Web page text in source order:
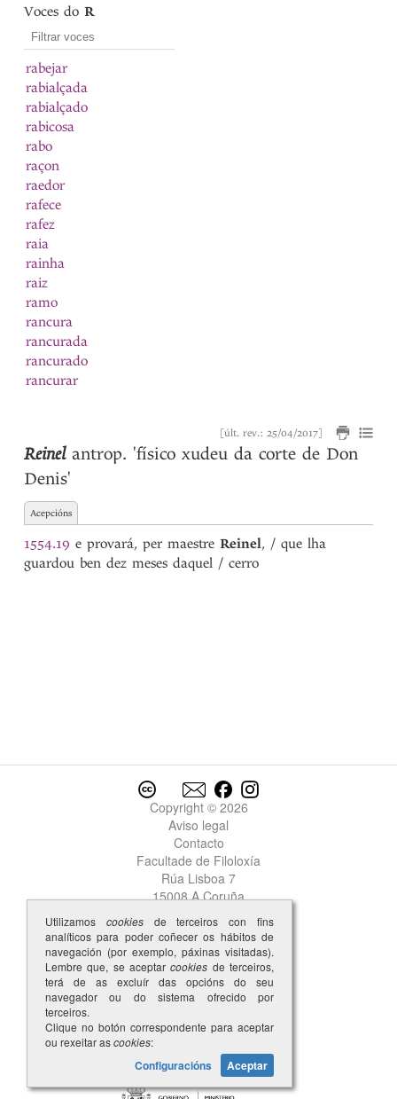
Voces doR
rabejar
rabialçada
rabialçado
rabicosa
rabo
raçon
raedor
rafece
rafez
raia
rainha
raiz
ramo
rancura
rancurada
rancurado
rancurar
1
rascar2
raviosa
ravioso
razoada
razõada
razoado
razõado
receber
rẽes
refeçar
refece
referir
referta
reger
reguardo
reinado
[últ. rev.: 25/04/2017]
Reinel antrop. 'físico xudeu da corte de Don
Denis'
Acepcións
1554.19 e provará, per maestreReinel, / que lha
guardou ben dez meses daquel / cerro
Copyright © 2026
Aviso legal
Contacto
Facultade de Filoloxía
Rúa Lisboa 7
15008 A Coruña
Utilizamos cookiesde terceiros con fins
analíticos para poder coñecer os hábitos de
navegación (por exemplo, páxinas visitadas).
Lembre que, se aceptarcookies de terceiros,
terá de as excluír das opcións do seu
navegador ou do sistema ofrecido por
terceiros.
Clique no botón correspondente para aceptar
ou rexeitar ascookies:
Configuracións Aceptar